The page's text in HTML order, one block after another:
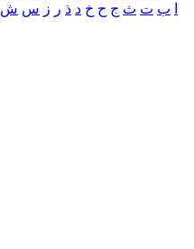
ب ت ث ج ح خ د ذ ر ز س ش